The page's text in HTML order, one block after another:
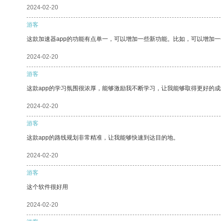
2024-02-20
游客
这款加速器app的功能有点单一，可以增加一些新功能。比如，可以增加
2024-02-20
游客
这款app的学习氛围很浓厚，能够激励我不断学习，让我能够取得更好的
2024-02-20
游客
这款app的路线规划非常精准，让我能够快速到达目的地。
2024-02-20
游客
这个软件很好用
2024-02-20